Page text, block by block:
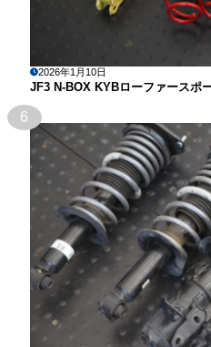
2026年1月10日
JF3 N-BOX KYBローファースポ
6